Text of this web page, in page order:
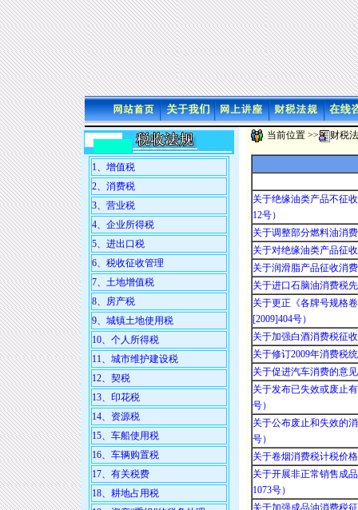
1、增值税
2、消费税
3、营业税
4、企业所得税
5、进出口税
6、税收征收管理
7、土地增值税
8、房产税
9、城镇土地使用税
10、个人所得税
11、城市维护建设税
12、契税
13、印花税
14、资源税
15、车船使用税
16、车辆购置税
17、有关税费
18、耕地占用税
当前位置 >> 财税
关于绝缘油类产品不征
12号）
关于调整部分燃料油消
关于对绝缘油类产品征
关于润滑脂产品征收消
关于进口石脑油消费税
关于更正《各牌号规格
[2009]404号）
关于加强白酒消费税征
关于修订2009年消费税
关于促进汽车消费的意
关于发布已失效或废止
号）
关于公布废止和失效的
号）
关于卷烟消费税计税价
关于开展非正常销售成
1073号）
关于加强成品油消费税